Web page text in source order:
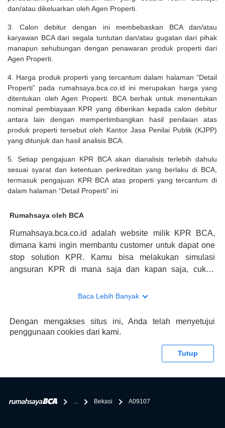
dan/atau dikeluarkan oleh Agen Properti.
3. Calon debitur dengan ini membebaskan BCA dan/atau
karyawan BCA dari segala tuntutan dan/atau gugatan dari pihak
manapun sehubungan dengan penawaran produk properti dari
Agen Properti.
4. Harga produk properti yang tercantum dalam halaman “Detail
Properti” pada rumahsaya.bca.co.id ini merupakan harga yang
ditentukan oleh Agen Properti. BCA berhak untuk menentukan
nominal pembiayaan KPR yang diberikan kepada calon debitur
antara lain dengan mempertimbangkan hasil penilaian atas
produk properti tersebut oleh Kantor Jasa Penilai Publik (KJPP)
yang ditunjuk dan hasil analisis BCA.
5. Setiap pengajuan KPR BCA akan dianalisis terlebih dahulu
sesuai syarat dan ketentuan perkreditan yang berlaku di BCA,
termasuk pengajuan KPR BCA atas properti yang tercantum di
dalam halaman “Detail Properti” ini
Rumahsaya oleh BCA
Rumahsaya.bca.co.id adalah website milik KPR BCA,
dimana kami ingin membantu customer untuk dapat one
stop solution KPR. Kamu bisa melakukan simulasi
angsuran KPR di mana saja dan kapan saja, cukup
konsultasi mengenai KPR, maka ada layanan live chat
memberikan keuntungan yang berlipat, persyaratan
pengajuan KPR BCA juga sangat mudah, kamu bisa cek
tentang properti disini BCA hanya sebagai pihak
bertanggung jawab terhadap informasi yang rekanan
Baca Lebih Banyak
Dengan mengakses situs ini, Anda telah menyetujui
penggunaan cookies dari kami.
Tutup
... Bekasi A09107